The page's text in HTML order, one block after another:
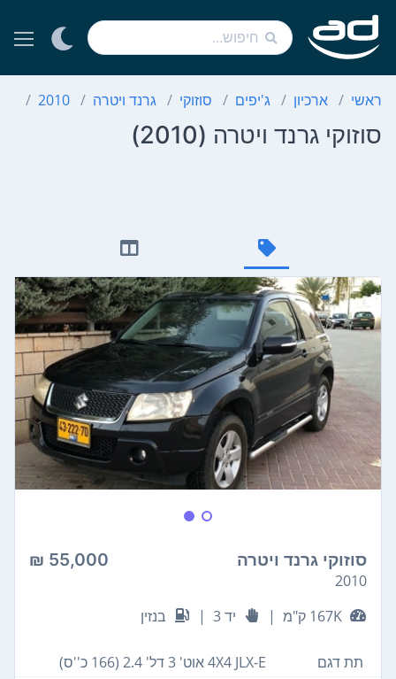
ראשי ארכיון ג'יפים סוזוקי גרנד ויטרה 2010
סוזוקי גרנד ויטרה (2010)
סוזוקי גרנד ויטרה 55,000 ₪
2010
167K ק"מ
| יד 3 | בנזין
תת דגם
4X4 JLX-E אוט' 3 דל' 2.4 (166 כ''ס)